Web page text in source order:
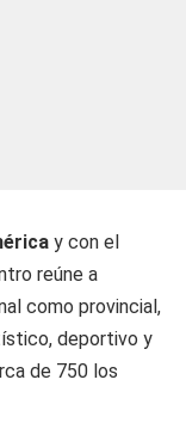
y con el
reúne a
como provincial,
deportivo y
de 750 los